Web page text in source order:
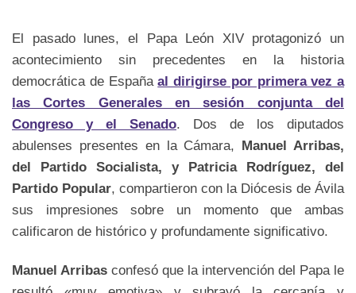
El pasado lunes, el Papa León XIV protagonizó un
acontecimiento sin precedentes en la historia
democrática de Españaal dirigirse por primera vez a
las Cortes Generales en sesión conjunta del
Congreso y el Senado. Dos de los diputados
abulenses presentes en la Cámara, Manuel Arribas,
del Partido Socialista, y Patricia Rodríguez, del
Partido Popular, compartieron con la Diócesis de Ávila
sus impresiones sobre un momento que ambas
calificaron de histórico y profundamente significativo.
Manuel Arribas confesó que la intervención del Papa le